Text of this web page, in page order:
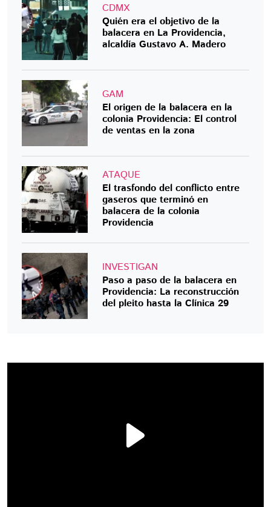
CDMX
Quién era el objetivo de la
balacera en La Providencia,
alcaldía Gustavo A. Madero
GAM
El origen de la balacera en la
colonia Providencia: El control
de ventas en la zona
ATAQUE
El trasfondo del conflicto entre
gaseros que terminó en
balacera de la colonia
Providencia
INVESTIGAN
Paso a paso de la balacera en
Providencia: La reconstrucción
del pleito hasta la Clínica 29